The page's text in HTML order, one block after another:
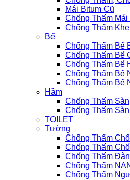
Mái Bitum Cũ
Chống Thấm
Chống Thấm
Bể
Chống Thấm Bể
Chống Thấm Bể
Chống Thấm Bể
Chống Thấm Bể
Chống Thấm Bể
Hầm
Chống Thấm
Chống Thấm
TOILET
Tường
Chống Thấm
Chống Thấm
Chống Thấm
Chống Thấm
Chống Thấm